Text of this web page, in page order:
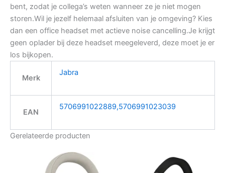
bent, zodat je collega’s weten wanneer ze je niet mogen
storen.Wil je jezelf helemaal afsluiten van je omgeving? Kies
dan een office headset met actieve noise cancelling.Je krijgt
geen oplader bij deze headset meegeleverd, deze moet je er
los bijkopen.
Merk
Jabra
EAN
5706991022889,5706991023039
Gerelateerde producten